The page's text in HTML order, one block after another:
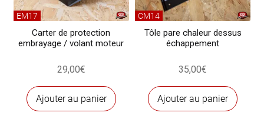
EM17
Carter de protection
embrayage / volant moteur
29,00€
Ajouter au panier
CM14
Tôle pare chaleur dessus
échappement
35,00€
Ajouter au panier